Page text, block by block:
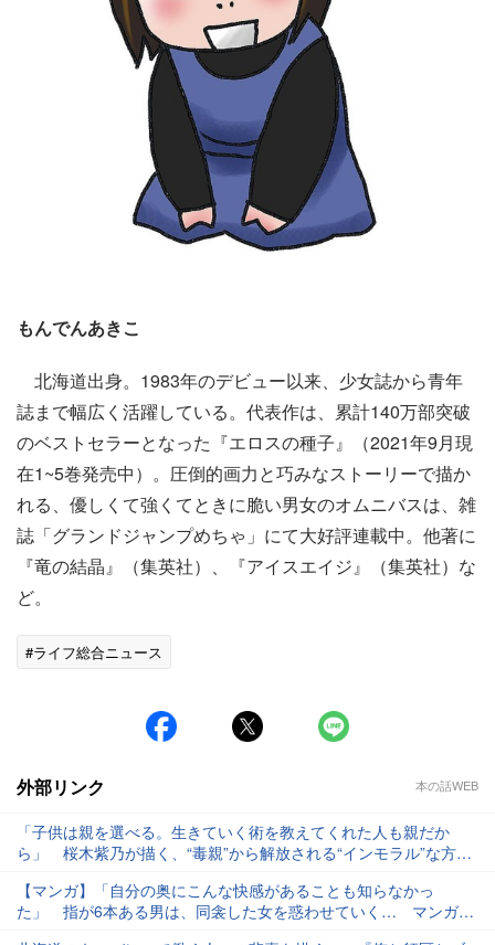
もんでんあきこ
北海道出身。1983年のデビュー以来、少女誌から青年
誌まで幅広く活躍している。代表作は、累計140万部突破
のベストセラーとなった『エロスの種子』（2021年9月現
在1~5巻発売中）。圧倒的画力と巧みなストーリーで描か
れる、優しくて強くてときに脆い男女のオムニバスは、雑
誌「グランドジャンプめちゃ」にて大好評連載中。他著に
『竜の結晶』（集英社）、『アイスエイジ』（集英社）な
ど。
#ライフ総合ニュース
外部リンク 本の話WEB
「子供は親を選べる。生きていく術を教えてくれた人も親だか
ら」 桜木紫乃が描く、“毒親”から解放される“インモラル”な方
【マンガ】「自分の奥にこんな快感があることも知らなかっ
た」 指が6本ある男は、同衾した女を惑わせていく… マンガ